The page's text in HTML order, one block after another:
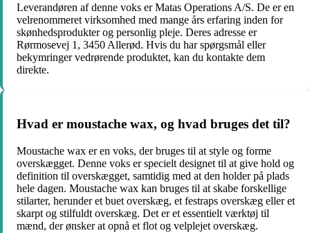
Leverandøren af denne voks er Matas Operations A/S. De er en
velrenommeret virksomhed med mange års erfaring inden for
skønhedsprodukter og personlig pleje. Deres adresse er
Rørmosevej 1, 3450 Allerød. Hvis du har spørgsmål eller
bekymringer vedrørende produktet, kan du kontakte dem
direkte.
Hvad er moustache wax, og hvad bruges det til?
Moustache wax er en voks, der bruges til at style og forme
overskægget. Denne voks er specielt designet til at give hold og
definition til overskægget, samtidig med at den holder på plads
hele dagen. Moustache wax kan bruges til at skabe forskellige
stilarter, herunder et buet overskæg, et festraps overskæg eller et
skarpt og stilfuldt overskæg. Det er et essentielt værktøj til
mænd, der ønsker at opnå et flot og velplejet overskæg.